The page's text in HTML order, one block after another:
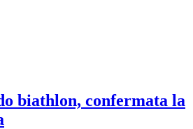
biathlon, confermata la